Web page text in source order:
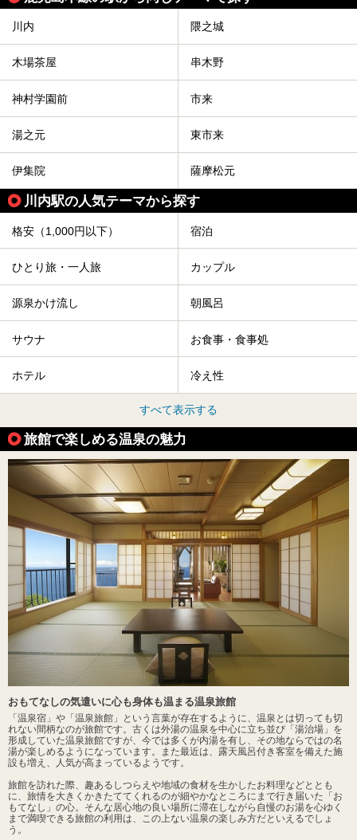
川内 隈之城
木場茶屋 串木野
神村学園前 市来
湯之元 東市来
伊集院 薩摩松元
川内駅の人気テーマから探す
格安（1,000円以下） 宿泊
ひとり旅・一人旅 カップル
源泉かけ流し 朝風呂
サウナ お食事・食事処
ホテル 冷え性
すべて表示する
旅館で楽しめる温泉の魅力
おもてなしの気遣いに心も身体も温まる温泉旅館
「温泉宿」や「温泉旅館」という言葉が存在するように、温泉とは切っても切
れない間柄なのが旅館です。古くは外湯の温泉を中心に立ち並び「湯治場」を
形成していた温泉旅館ですが、今では多くが内湯を有し、その地ならではの名
湯が楽しめるようになっています。また最近は、露天風呂付き客室を備えた施
設も増え、人気が高まっているようです。
旅館を訪れた際、趣あるしつらえや地域の食材を生かしたお料理などととも
に、旅情を大きくかきたててくれるのが細やかなところにまで行き届いた「お
もてなし」の心。そんな居心地の良い場所に滞在しながら自慢のお湯を心ゆく
まで満喫できる旅館の利用は、この上ない温泉の楽しみ方だといえるでしょ
う。